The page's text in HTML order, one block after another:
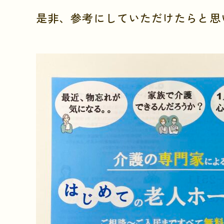
是非、参考にしていただけたらと